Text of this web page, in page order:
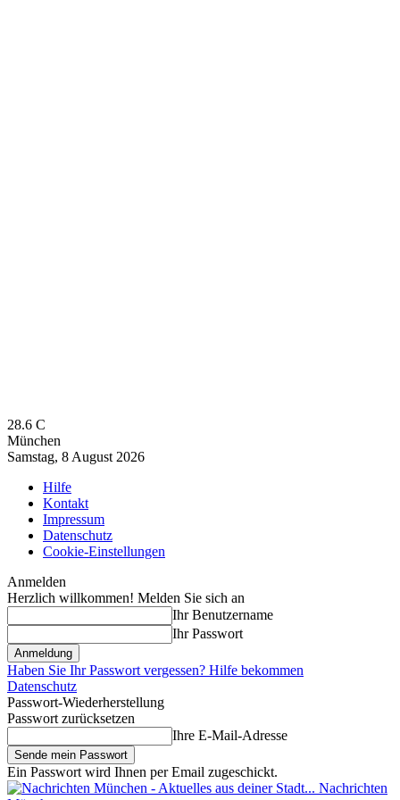
28.6 C
München
Samstag, 8 August 2026
Hilfe
Kontakt
Impressum
Datenschutz
Cookie-Einstellungen
Anmelden
Herzlich willkommen! Melden Sie sich an
Ihr Benutzername
Ihr Passwort
Haben Sie Ihr Passwort vergessen? Hilfe bekommen
Datenschutz
Passwort-Wiederherstellung
Passwort zurücksetzen
Ihre E-Mail-Adresse
Ein Passwort wird Ihnen per Email zugeschickt.
Nachrichten